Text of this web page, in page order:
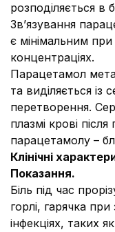
розподіляється в
Зв’язування
є мінімальним
концентраціях.
Парацетамол
та виділяється із
перетворення.
плазмі крові
парацетамолу –
Клінічні
Показання.
Біль під час
горлі, гарячка при
інфекціях, таких